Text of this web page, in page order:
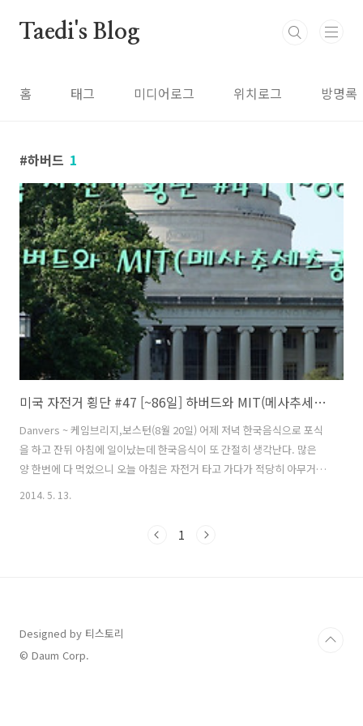
Taedi's Blog
홈 태그 미디어로그 위치로그 방명록
하버드 1
미국 자전거 횡단 #47 [~86일] 하버드와 MIT(메사추세츠공대)
Danvers ~ 케임브리지,보스턴(8월 20일) 어제 저녁 한국음식으로 포식
을 하고 잔뒤 아침에 일이났는데 한국음식이 또 간절히 생각난다. 많은
양 한번에 다 먹었으니 오늘 아침은 자전거 타고 가다가 적당히 아무거나
사먹어야겠다. 떠나기전 타이어 공기압을 체크후 바람을 넣어 주었는데
가 없는 것 같은데 림테이프 문제일수도 있고 타이어도 수명을 다해가고
2014. 5. 13.
1
Designed by 티스토리
© Daum Corp.